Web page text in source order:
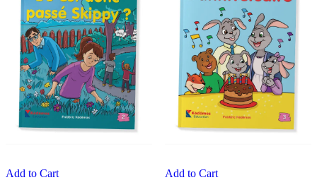
Add to Cart
Add to Cart